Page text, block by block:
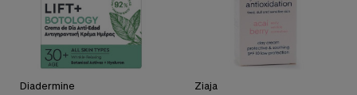
Diadermine Ziaja